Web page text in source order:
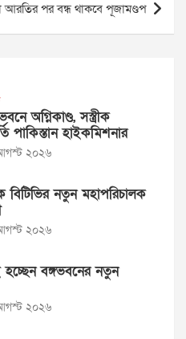
আরতির পর বন্ধ থাকবে পূজামণ্ডপ
অগ্নিকাণ্ড, সস্ত্রীক
পাকিস্তান হাইকমিশনার
২০২৬
বিটিভির নতুন মহাপরিচালক
২০২৬
বঙ্গভবনের নতুন
২০২৬